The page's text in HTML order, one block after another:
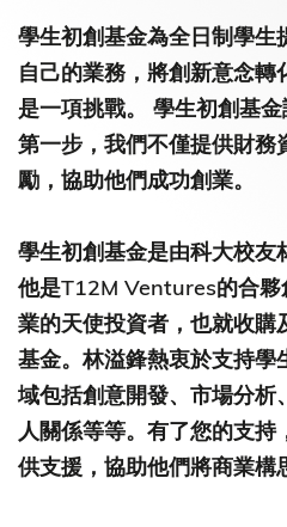
學生初創基金為全日制學生
自己的業務，將創新意念
是一項挑戰。 學生初創基
第一步，我們不僅提供財務
勵，協助他們成功創業。
學生初創基金是由科大校友
他是T12M Ventures的合
業的天使投資者，也就收購
基金。林溢鋒熱衷於支持學
域包括創意開發、市場分析
人關係等等。有了您的支
供支援，協助他們將商業構